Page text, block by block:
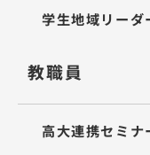
学生地域リーダ
教職員
高大連携セミナ